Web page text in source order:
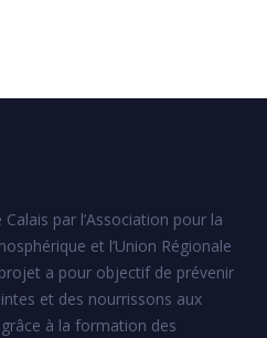
par l’Association pour la
et l’Union Régionale
a pour objectif de prévenir
et des nourrissons aux
à la formation des